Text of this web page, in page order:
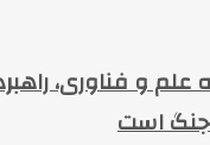
و فناوری،
است